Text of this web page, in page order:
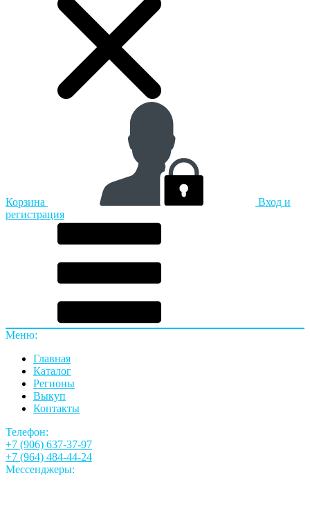
Корзина
Вход и
регистрация
Меню:
Главная
Каталог
Регионы
Выкуп
Контакты
Телефон:
+7 (906) 637-37-97
+7 (964) 484-44-24
Мессенджеры: